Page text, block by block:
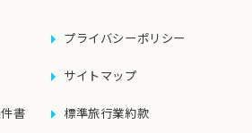
プライバシーポリシー
サイトマップ
書 標準旅行業約款